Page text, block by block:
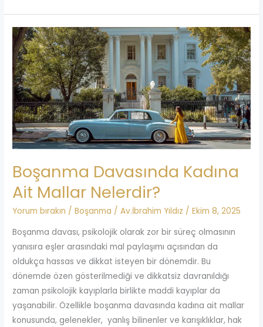
Boşanma Davasında Kadına
Ait Mallar Nelerdir?
Yorum bırakın /Boşanma /Av.İbrahim Yıldız /Ekim 8, 2025
Boşanma davası, psikolojik olarak zor bir süreç olmasının
yanısıra eşler arasındaki mal paylaşımı açısından da
oldukça hassas ve dikkat isteyen bir dönemdir. Bu
dönemde özen gösterilmediği ve dikkatsiz davranıldığı
zaman psikolojik kayıplarla birlikte maddi kayıplar da
yaşanabilir. Özellikle boşanma davasında kadına ait mallar
konusunda, gelenekler, yanlış bilinenler ve karışıklıklar, hak
Boşanma
Davasında
Kadına
Ait
Mallar
Nelerdir?